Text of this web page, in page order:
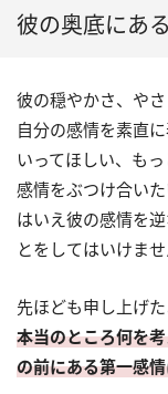
彼の奥底にあ
彼の穏やかさ、や
自分の感情を素直
いってほしい、も
感情をぶつけ合い
はいえ彼の感情を
とをしてはいけませ
先ほども申し上げ
本当のところ何を
の前にある第一感